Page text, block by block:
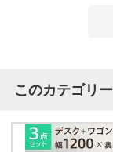
このカテゴリ